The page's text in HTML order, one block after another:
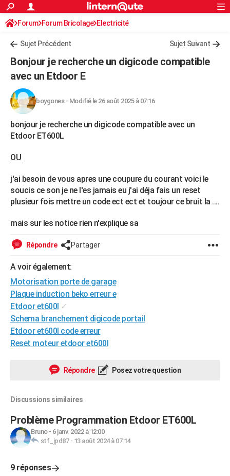
ACTUALITÉS
Politique
Société
Faits Divers
Education
Monde
Villes
+
Programme TV
Sorties cinéma
FINANCE
Retraite
Impôts
Epargne
Immobilier
Risques naturels par ville
Banque
Assurance
Crédit
AUTO
Essais
Réserver un essai
Citadines
Berlines
SUV
Forum auto
HIGH-TECH
Mobiles
Meilleur smartphone
Internet
Ordinateurs
Jeux vidéo
Guide high-tech
+BRICOLAGE
Forum
Aménagement intérieur
Extérieur
Cuisine
Salle de bains
Jardinage
Rangement
WEEK-END
Guides de France
Escapades
Patrimoine
Expositions
Musées
Week-end nature
+LIFESTYLE
Art de vivre
Bien-être
Loisirs
Mode
Modes de vie
SANTE
Alimentation
Guide de la santé
Maladies
Médicaments
Sommeil
VOYAGE
Destinations
City break
Voyage nature
Voyage de noces
Forum
Climat
PHOTO
GUIDES D'ACHAT
BONS PLANS
CARTE DE VOEUX
Carte de Noël
Carte Bonne année
Carte Saint-Valentin
Carte Pâques
Carte d'anniversaire
Dictionnaire
Biographies
Citations
Expressions
Proverbes
PROGRAMME TV
COPAINS D'AVANT
Bricolage
Lifestyle
Culture
Sport
Auto
Television
Voyage
Cinema
S'inscrire
Connexion
Forum Forum Bricolage Electricité
Sujet Précédent Sujet Suivant
Bonjour je recherche un digicode compatible
avec un Etdoor E
boygones- Modifié le 26 août 2025 à 07:16
bonjour je recherche un digicode compatible avec un
Etdoor ET600L
OU
j'ai besoin de vous apres une coupure du courant voici le
soucis ce son je ne l'es jamais eu j'ai déja fais un reset
plusieur fois mettre un code ect ect et toujour ce bruit la ....
mais sur les notice rien n'explique sa
Répondre Partager
A voir également:
Motorisation porte de garage
Plaque induction beko erreur e
Etdoor et600l ✓
Schema branchement digicode portail
Etdoor et600l code erreur
Reset moteur etdoor et600l
Répondre Posez votre question
Discussions similaires
Problème Programmation Etdoor ET600L
Bruno- 6 janv. 2022 à 12:00
stf_jpd87- 13 août 2024 à 07:14
9 réponses